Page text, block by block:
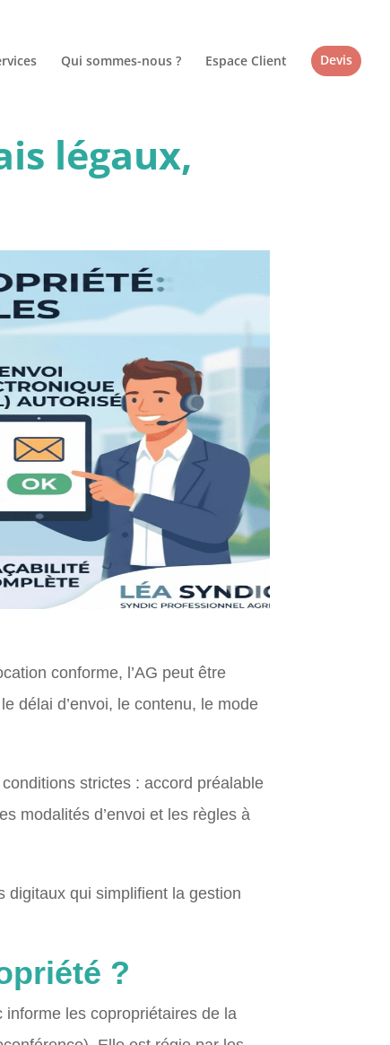
Qui sommes-nous ? Espace Client Devis
légaux,
conforme, l’AG peut être
délai d’envoi, le contenu, le mode
strictes : accord préalable
modalités d’envoi et les règles à
digitaux qui simplifient la gestion
?
les copropriétaires de la